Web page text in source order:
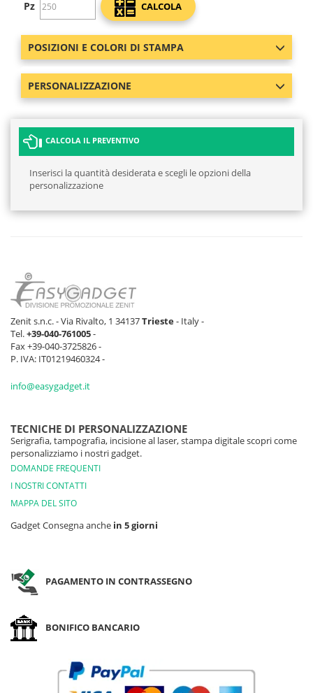
Pz CALCOLA
POSIZIONI E COLORI DI STAMPA
PERSONALIZZAZIONE
CALCOLA IL PREVENTIVO
Inserisci la quantità desiderata e scegli le opzioni della
personalizzazione
Zenit s.n.c. - Via Rivalto, 1 34137Trieste- Italy -
Tel.+39-040-761005-
Fax +39-040-3725826 -
P. IVA: IT01219460324 -
info@easygadget.it
TECNICHE DI PERSONALIZZAZIONE
Serigrafia, tampografia, incisione al laser, stampa digitale scopri come
personalizziamo i nostri gadget.
DOMANDE FREQUENTI
I NOSTRI CONTATTI
MAPPA DEL SITO
Gadget Consegna anche in 5 giorni
PAGAMENTO IN CONTRASSEGNO
BONIFICO BANCARIO